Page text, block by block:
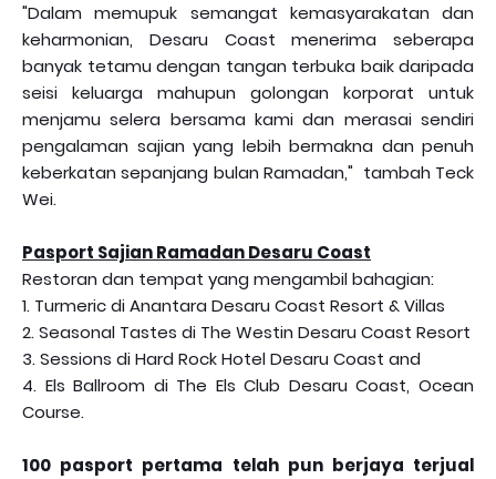
"Dalam memupuk semangat kemasyarakatan dan
keharmonian, Desaru Coast menerima seberapa
banyak tetamu dengan tangan terbuka baik daripada
seisi keluarga mahupun golongan korporat untuk
menjamu selera bersama kami dan merasai sendiri
pengalaman sajian yang lebih bermakna dan penuh
keberkatan sepanjang bulan Ramadan," tambah Teck
Wei.
Pasport Sajian Ramadan Desaru Coast
Restoran dan tempat yang mengambil bahagian:
1. Turmeric di Anantara Desaru Coast Resort & Villas
2. Seasonal Tastes di The Westin Desaru Coast Resort
3. Sessions di Hard Rock Hotel Desaru Coast and
4. Els Ballroom di The Els Club Desaru Coast, Ocean
Course.
100 pasport pertama telah pun berjaya terjual